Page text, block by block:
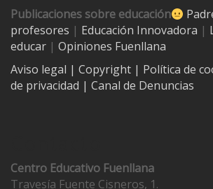
Publicaciones sobre educación
profesores | Educación Innovadora |
educar | Opiniones Fuenllana
Aviso legal | Copyright | Política de
de privacidad | Canal de Denuncias
Centro Educativo Fuenllana
Travesía Fuente Cisneros, 1.